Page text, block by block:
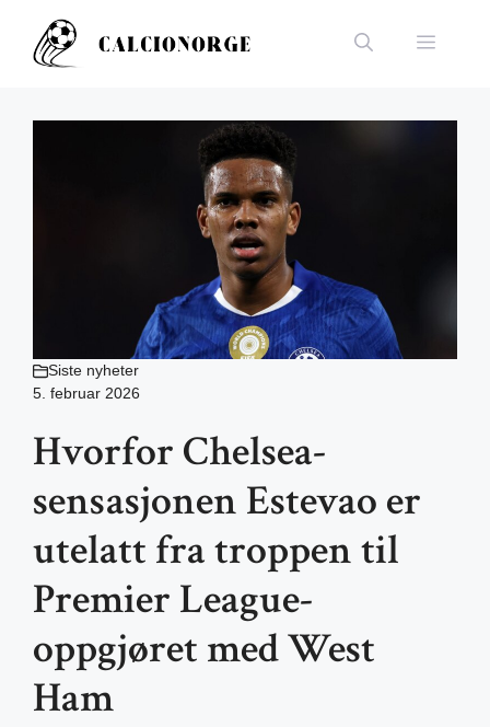
innhold
Meny
Siste nyheter
5. februar 2026
Hvorfor Chelsea-
sensasjonen Estevao er
utelatt fra troppen til
Premier League-
oppgjøret med West
Ham